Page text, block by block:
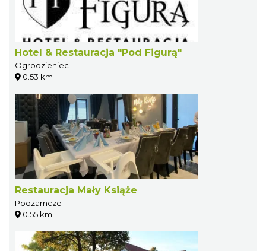
Hotel & Restauracja "Pod Figurą"
Ogrodzieniec
0.53 km
Restauracja Mały Książe
Podzamcze
0.55 km